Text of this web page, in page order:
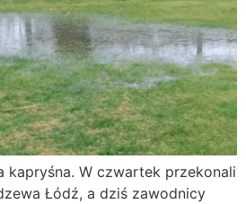
kapryśna. W czwartek przekonali
Łódź, a dziś zawodnicy